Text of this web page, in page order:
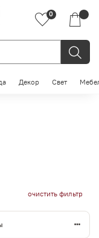
0
Декор Свет
очистить фильтр